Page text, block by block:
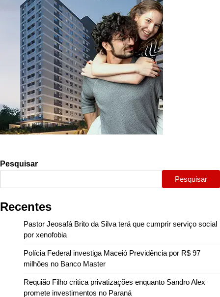
Pesquisar
Pesquisar
Recentes
Pastor Jeosafá Brito da Silva terá que cumprir serviço social
por xenofobia
Polícia Federal investiga Maceió Previdência por R$ 97
milhões no Banco Master
Requião Filho critica privatizações enquanto Sandro Alex
promete investimentos no Paraná